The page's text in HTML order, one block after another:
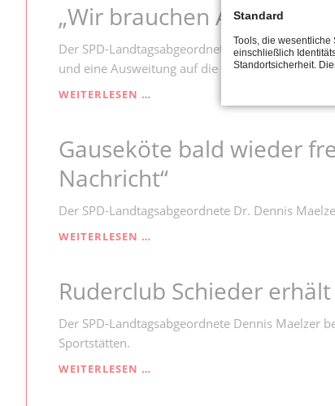
GLÜCKSSPIELGEFAHR
IN
VIDEOSPIELEN
„Wir brauchen
Der SPD-Landtagsabgeordnete Dennis Maelzer
und eine Ausweitung auf die Offenen
WEITERLESEN …
IN
KITAS
UND
DER
OGS“
Gauseköte bald wieder
Nachricht“
Der SPD-Landtagsabgeordnete Dr. Dennis
WEITERLESEN …
FREI:
„DAS
IST
EINE
Ruderclub Schieder
Der SPD-Landtagsabgeordnete Dennis
Sportstätten.
WEITERLESEN …
Standard
Tools, die
einschließlich
Standortsicherheit.